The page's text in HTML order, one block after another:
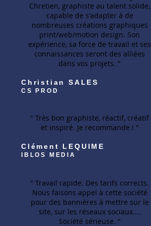
Chretien, graphiste au talent solide,
capable de s'adapter à de
nombreuses créations graphiques
print/web/motion design. Son
expérience, sa force de travail et ses
connaissances seront des alliées
dans vos projets. "
Christian SALES
CS PROD
" Très bon graphiste, réactif, créatif
et inspiré. Je recommande ! "
Clément LEQUIME
IBLOS MEDIA
" Travail rapide. Des tarifs corrects.
Nous faisons appel à cette société
pour des bannières à mettre sur le
site, sur les réseaux sociaux....
Société sérieuse. "